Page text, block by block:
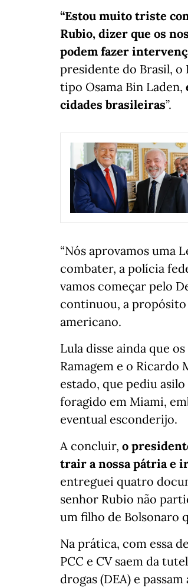
“Estou muito triste
Rubio, dizer que os
podem fazer
presidente do Brasil, o
tipo Osama Bin Laden,
cidades brasileiras”.
“Nós aprovamos uma
combater, a polícia
vamos começar pelo
continuou, a propósito
americano.
Lula disse ainda que
Ramagem e o Ricardo
estado, que pediu
foragido em Miami,
eventual esconderijo.
A concluir, o
trair a nossa pátria e
entreguei quatro
senhor Rubio não
um filho de Bolsonaro
Na prática, com essa
PCC e CV saem da
drogas (DEA) e